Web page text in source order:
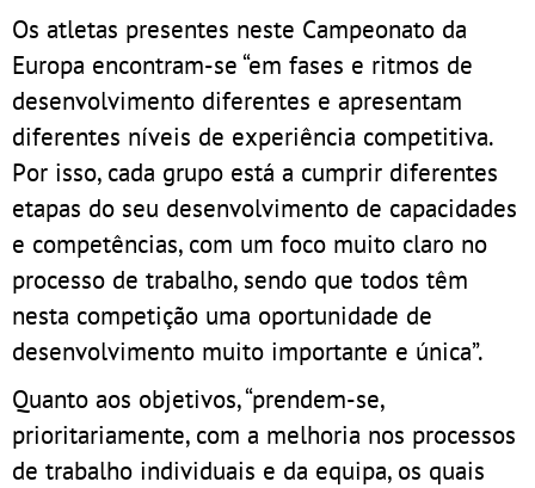
Os atletas presentes neste Campeonato da
Europa encontram-se “em fases e ritmos de
desenvolvimento diferentes e apresentam
diferentes níveis de experiência competitiva.
Por isso, cada grupo está a cumprir diferentes
etapas do seu desenvolvimento de capacidades
e competências, com um foco muito claro no
processo de trabalho, sendo que todos têm
nesta competição uma oportunidade de
desenvolvimento muito importante e única”.
Quanto aos objetivos, “prendem-se,
prioritariamente, com a melhoria nos processos
de trabalho individuais e da equipa, os quais